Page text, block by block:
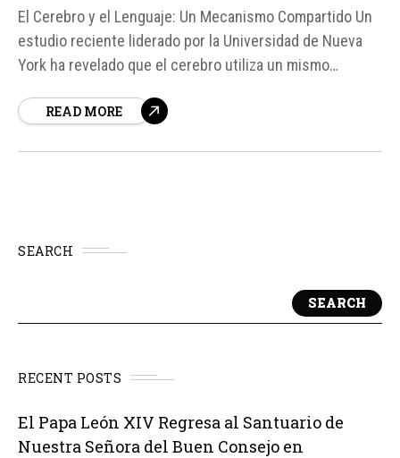
El Cerebro y el Lenguaje: Un Mecanismo Compartido Un
estudio reciente liderado por la Universidad de Nueva
York ha revelado que el cerebro utiliza un mismo
independientemente del idioma que se esté hablando.
READ MORE
SEARCH
SEARCH
RECENT POSTS
El Papa León XIV Regresa al Santuario de
Nuestra Señora del Buen Consejo en